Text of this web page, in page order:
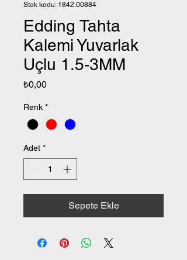
Stok kodu: 1842.00884
Edding Tahta
Kalemi Yuvarlak
Uçlu 1.5-3MM
₺0,00Fiyat
Renk *
Adet *
Sepete Ekle